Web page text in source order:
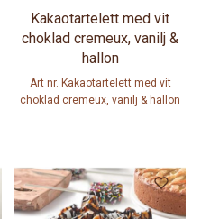
Kakaotartelett med vit
choklad cremeux, vanilj &
hallon
Art nr. Kakaotartelett med vit
choklad cremeux, vanilj & hallon